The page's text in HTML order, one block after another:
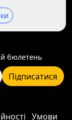
бюлетень
Підписатися
Умови